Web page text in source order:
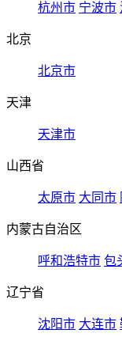
杭州市 宁波市
北京
北京市
天津
天津市
山西省
太原市 大同市
内蒙古自治区
呼和浩特市 包
辽宁省
沈阳市 大连市